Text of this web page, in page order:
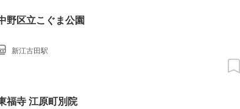
野区立こぐま公園
新江古田駅
福寺 江原町別院